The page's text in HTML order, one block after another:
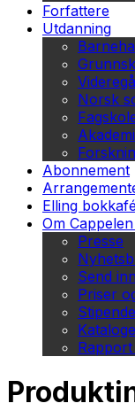
Forfattere
Utdanning
Norsk
Abonnement
Elling
Om
Presse
Send
Priser
Rapport